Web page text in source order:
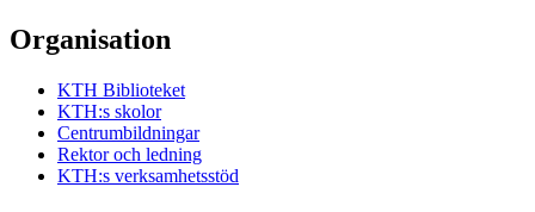
Organisation
KTH Biblioteket
KTH:s skolor
Centrumbildningar
Rektor och ledning
KTH:s verksamhetsstöd